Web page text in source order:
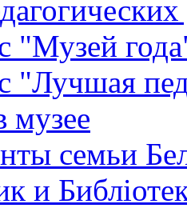
"Музей
"Лучшая
музее
семьи
и